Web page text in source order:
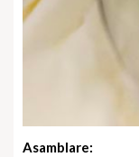
Asamblare: